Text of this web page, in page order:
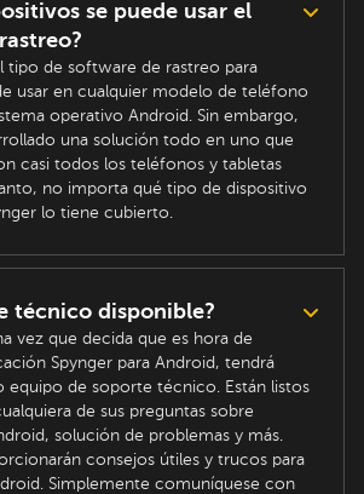
se puede usar el
tipo de software de rastreo para
usar en cualquier modelo de teléfono
operativo Android. Sin embargo,
una solución todo en uno que
casi todos los teléfonos y tabletas
no importa qué tipo de dispositivo
lo tiene cubierto.
técnico disponible?
vez que decida que es hora de
Spynger para Android, tendrá
equipo de soporte técnico. Están listos
de sus preguntas sobre
solución de problemas y más.
consejos útiles y trucos para
Simplemente comuníquese con